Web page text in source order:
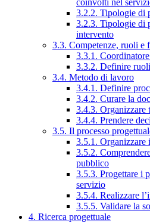
coinvolti nel
3.2.2. Tipologie di
3.2.3. Tipologie di
intervento
3.3. Competenze, ruoli e
3.3.1.
3.3.2. Definire
3.4. Metodo di lavoro
3.4.1. Definire
3.4.2. Curare la
3.4.3.
3.4.4. Prendere
3.5. Il processo
3.5.1. Organizzare
3.5.2.
pubblico
3.5.3. Progettare i
servizio
3.5.4. Realizzare
3.5.5. Validare la
4. Ricerca progettuale